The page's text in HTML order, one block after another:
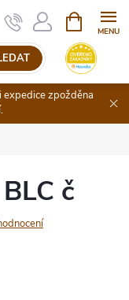
NÁKUPNÍ
KOŠÍK
zpožděna
č